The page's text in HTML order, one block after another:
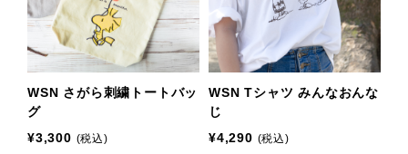
WSN さがら刺繍トートバッ
グ
¥3,300 (税込)
WSN Tシャツ みんなおんな
じ
¥4,290 (税込)